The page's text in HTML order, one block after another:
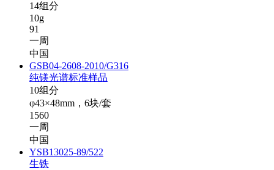
14组分
10g
91
一周
中国
GSB04-2608-2010/G316
纯镁光谱标准样品
10组分
φ43×48mm，6块/套
1560
一周
中国
YSB13025-89/522
生铁